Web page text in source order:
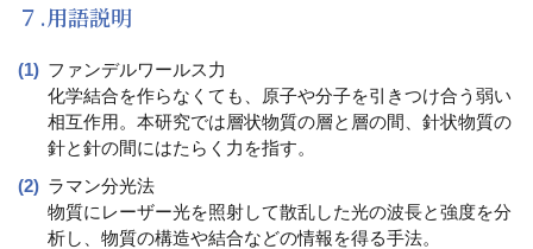
７.用語説明
ファンデルワールス力
化学結合を作らなくても、原子や分子を引きつけ合う弱い
相互作用。本研究では層状物質の層と層の間、針状物質の
針と針の間にはたらく力を指す。
ラマン分光法
物質にレーザー光を照射して散乱した光の波長と強度を分
析し、物質の構造や結合などの情報を得る手法。